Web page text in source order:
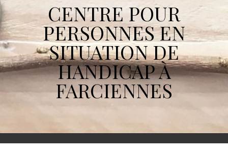
CENTRE POUR
PERSONNES EN
SITUATION DE
HANDICAP À
FARCIENNES